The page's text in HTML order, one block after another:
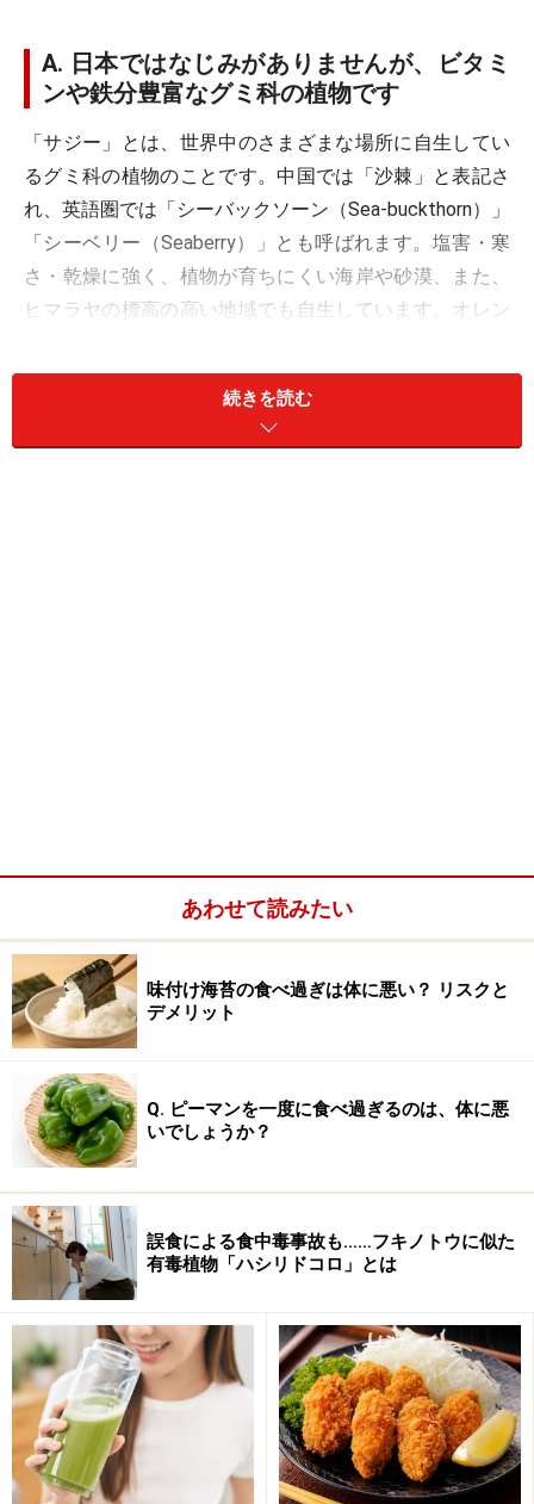
A. 日本ではなじみがありませんが、ビタミ
ンや鉄分豊富なグミ科の植物です
「サジー」とは、世界中のさまざまな場所に自生してい
るグミ科の植物のことです。中国では「沙棘」と表記さ
れ、英語圏では「シーバックソーン（Sea-buckthorn）」
「シーベリー（Seaberry）」とも呼ばれます。塩害・寒
さ・乾燥に強く、植物が育ちにくい海岸や砂漠、また、
ヒマラヤの標高の高い地域でも自生しています。オレン
ン類の供給源として、薬用でも用いられてきた歴史があ
るようです。最近は、日本国内でもサジーを利用した製
品が売られているようです。
亜鉛……約0.4mg
ビタミンA……約84μg
ビタミンC……約220mg
とされています。特にビタミンCや鉄分は、他の果実と
比較しても豊富な果物と言えるでしょう。一例として、
イチゴの場合は100gあたりのビタミンCが62㎎、鉄分が
0.3mgです。
や肌の保湿効果などがあるようです。具体的には、中高
年女性を対象とした研究では、空腹感の減少・肌の保湿
に効果があったと報告されています。長距離走の女子高
生アスリートを対象とした研究では、1日30mL、1か月
間サジーを用いたジュースを飲用したことで、貧血症状
の改善などに効果が見られたという論文もあります。
サジーを使った製品にはさまざまなものがあり、製品に
よって含まれる栄養素の量も異なるため、飲む量の目安
も参考程度に考える必要があります。どんな食品でも摂
続きを読む
あわせて読みたい
味付け海苔の食べ過ぎは体に悪い？ リスクと
デメリット
Q. ピーマンを一度に食べ過ぎるのは、体に悪
いでしょうか？
誤食による食中毒事故も……フキノトウに似た
有毒植物「ハシリドコロ」とは